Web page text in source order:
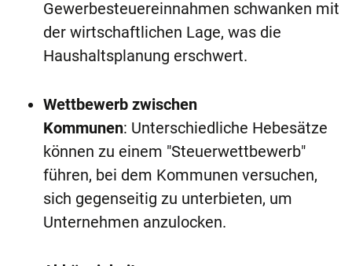
Gewerbesteuereinnahmen schwanken mit
der wirtschaftlichen Lage, was die
Haushaltsplanung erschwert.
Wettbewerb zwischen
Kommunen: Unterschiedliche Hebesätze
können zu einem "Steuerwettbewerb"
führen, bei dem Kommunen versuchen,
sich gegenseitig zu unterbieten, um
Unternehmen anzulocken.